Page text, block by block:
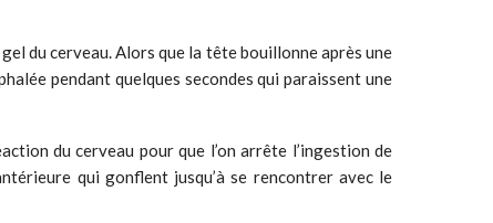
du cerveau. Alors que la tête bouillonne après une
pendant quelques secondes qui paraissent une
du cerveau pour que l’on arrête l’ingestion de
qui gonflent jusqu’à se rencontrer avec le